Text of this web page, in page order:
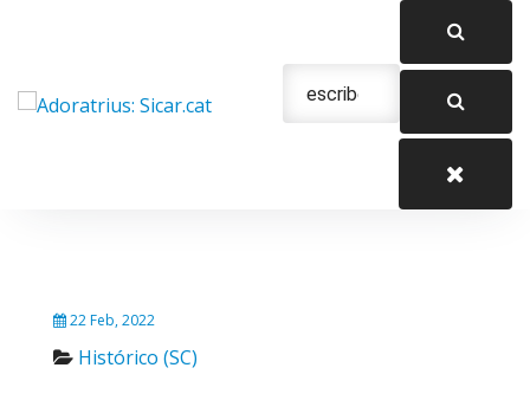
22 Feb, 2022
Histórico (SC)